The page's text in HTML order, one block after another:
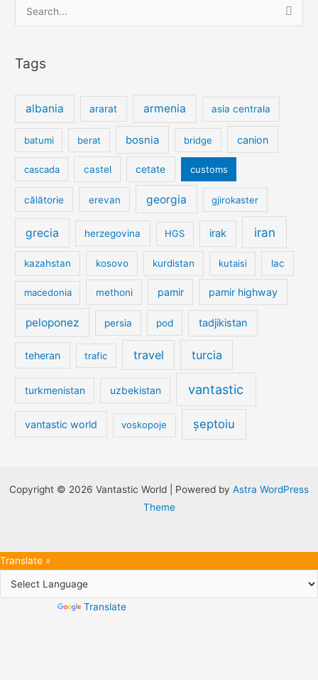
for:
Tags
albania ararat armenia asia centrala
batumi berat bosnia bridge canion
cascada castel cetate customs
călătorie erevan georgia gjirokaster
grecia herzegovina HGS irak iran
kazahstan kosovo kurdistan kutaisi lac
macedonia methoni pamir pamir highway
peloponez persia pod tadjikistan
teheran trafic travel turcia
turkmenistan uzbekistan vantastic
vantastic world voskopoje șeptoiu
Copyright © 2026 Vantastic World | Powered by Astra WordPress
Theme
Translate »
Translate